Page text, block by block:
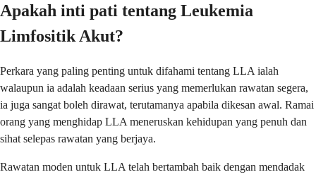
Apakah inti pati tentang Leukemia
Limfositik Akut?
Perkara yang paling penting untuk difahami tentang LLA ialah
walaupun ia adalah keadaan serius yang memerlukan rawatan segera,
ia juga sangat boleh dirawat, terutamanya apabila dikesan awal. Ramai
orang yang menghidap LLA meneruskan kehidupan yang penuh dan
sihat selepas rawatan yang berjaya.
Rawatan moden untuk LLA telah bertambah baik dengan mendadak